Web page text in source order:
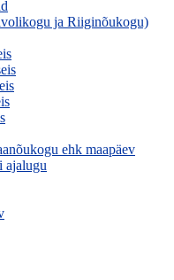
ja Riiginõukogu)
ehk maapäev
ajalugu